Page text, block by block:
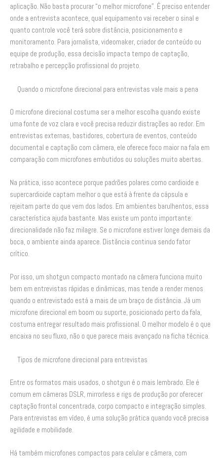
aplicação. Não basta procurar “o melhor microfone”. É preciso entender
onde a entrevista acontece, qual equipamento vai receber o sinal e
quanto controle você terá sobre distância, posicionamento e
monitoramento. Para jornalista, videomaker, criador de conteúdo ou
equipe de produção, essa decisão impacta tempo de captação,
retrabalho e percepção profissional do projeto.
Quando o microfone direcional para entrevistas vale mais a pena
O microfone direcional costuma ser a melhor escolha quando existe
uma fonte de voz clara e você precisa reduzir distrações ao redor. Em
entrevistas externas, bastidores, cobertura de eventos, conteúdo
documental e captação com câmera, ele oferece foco maior na fala em
comparação com microfones embutidos ou soluções muito abertas.
Na prática, isso acontece porque padrões polares como cardioide e
supercardioide captam melhor o que está à frente da cápsula e
rejeitam parte do que vem dos lados. Em ambientes barulhentos, essa
característica ajuda bastante. Mas existe um ponto importante:
direcionalidade não faz milagre. Se o microfone estiver longe demais da
boca, o ambiente ainda aparece. Distância continua sendo fator
crítico.
Por isso, um shotgun compacto montado na câmera funciona muito
bem em entrevistas rápidas e dinâmicas, mas tende a render menos
quando o entrevistado está a mais de um braço de distância. Já um
microfone direcional em boom ou suporte, posicionado perto da fala,
costuma entregar resultado mais profissional. O melhor modelo é o que
encaixa no seu fluxo, não o que parece mais avançado na ficha técnica.
Tipos de microfone direcional para entrevistas
Entre os formatos mais usados, o shotgun é o mais lembrado. Ele é
comum em câmeras DSLR, mirrorless e rigs de produção por oferecer
captação frontal concentrada, corpo compacto e integração simples.
Para entrevistas em vídeo, é uma solução prática quando você precisa
agilidade e mobilidade.
Há também microfones compactos para celular e câmera, com